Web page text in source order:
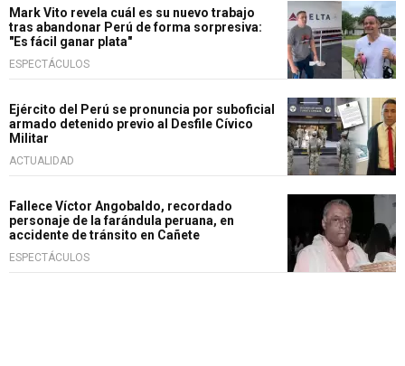
Mark Vito revela cuál es su nuevo trabajo
tras abandonar Perú de forma sorpresiva:
"Es fácil ganar plata"
ESPECTÁCULOS
Ejército del Perú se pronuncia por suboficial
armado detenido previo al Desfile Cívico
Militar
ACTUALIDAD
Fallece Víctor Angobaldo, recordado
personaje de la farándula peruana, en
accidente de tránsito en Cañete
ESPECTÁCULOS